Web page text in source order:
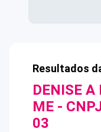
Resultados
DENISE
ME -
03